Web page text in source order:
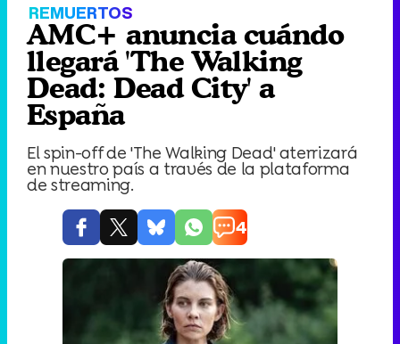
REMUERTOS
AMC+ anuncia cuándo
llegará 'The Walking
Dead: Dead City' a
España
El spin-off de 'The Walking Dead' aterrizará
en nuestro país a través de la plataforma
de streaming.
4